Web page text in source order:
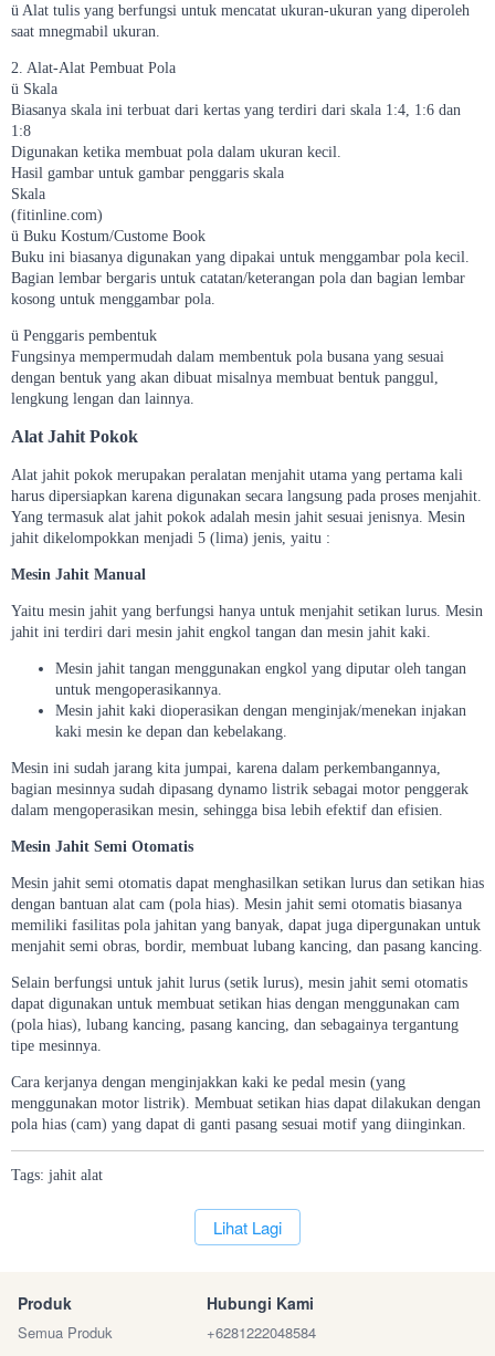
ü Alat tulis yang berfungsi untuk mencatat ukuran-ukuran yang diperoleh
saat mnegmabil ukuran.
2. Alat-Alat Pembuat Pola
ü Skala
Biasanya skala ini terbuat dari kertas yang terdiri dari skala 1:4, 1:6 dan
1:8
Digunakan ketika membuat pola dalam ukuran kecil.
Hasil gambar untuk gambar penggaris skala
Skala
(fitinline.com)
ü Buku Kostum/Custome Book
Buku ini biasanya digunakan yang dipakai untuk menggambar pola kecil.
Bagian lembar bergaris untuk catatan/keterangan pola dan bagian lembar
kosong untuk menggambar pola.
ü Penggaris pembentuk
Fungsinya mempermudah dalam membentuk pola busana yang sesuai
dengan bentuk yang akan dibuat misalnya membuat bentuk panggul,
lengkung lengan dan lainnya.
Alat Jahit Pokok
Alat jahit pokok merupakan peralatan menjahit utama yang pertama kali
harus dipersiapkan karena digunakan secara langsung pada proses menjahit.
Yang termasuk alat jahit pokok adalah mesin jahit sesuai jenisnya. Mesin
jahit dikelompokkan menjadi 5 (lima) jenis, yaitu :
Mesin Jahit Manual
Yaitu mesin jahit yang berfungsi hanya untuk menjahit setikan lurus. Mesin
jahit ini terdiri dari mesin jahit engkol tangan dan mesin jahit kaki.
Mesin jahit tangan menggunakan engkol yang diputar oleh tangan
untuk mengoperasikannya.
Mesin jahit kaki dioperasikan dengan menginjak/menekan injakan
kaki mesin ke depan dan kebelakang.
Mesin ini sudah jarang kita jumpai, karena dalam perkembangannya,
bagian mesinnya sudah dipasang dynamo listrik sebagai motor penggerak
dalam mengoperasikan mesin, sehingga bisa lebih efektif dan efisien.
Mesin Jahit Semi Otomatis
Mesin jahit semi otomatis dapat menghasilkan setikan lurus dan setikan hias
dengan bantuan alat cam (pola hias). Mesin jahit semi otomatis biasanya
memiliki fasilitas pola jahitan yang banyak, dapat juga dipergunakan untuk
menjahit semi obras, bordir, membuat lubang kancing, dan pasang kancing.
Selain berfungsi untuk jahit lurus (setik lurus), mesin jahit semi otomatis
dapat digunakan untuk membuat setikan hias dengan menggunakan cam
(pola hias), lubang kancing, pasang kancing, dan sebagainya tergantung
tipe mesinnya.
Cara kerjanya dengan menginjakkan kaki ke pedal mesin (yang
menggunakan motor listrik). Membuat setikan hias dapat dilakukan dengan
pola hias (cam) yang dapat di ganti pasang sesuai motif yang diinginkan.
Tags: jahit alat
`Lihat Lagi
Produk
Semua Produk
Hubungi Kami
+6281222048584